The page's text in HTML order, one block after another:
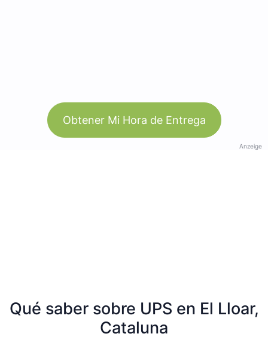
Obtener Mi Hora de Entrega
Anzeige
Qué saber sobre UPS en El Lloar,
Cataluna